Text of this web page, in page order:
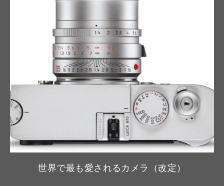
世界で最も愛されるカメラ（改定）